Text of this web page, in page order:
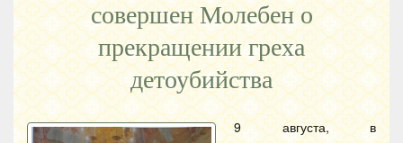
совершен Молебен о
прекращении греха
детоубийства
9 августа, в